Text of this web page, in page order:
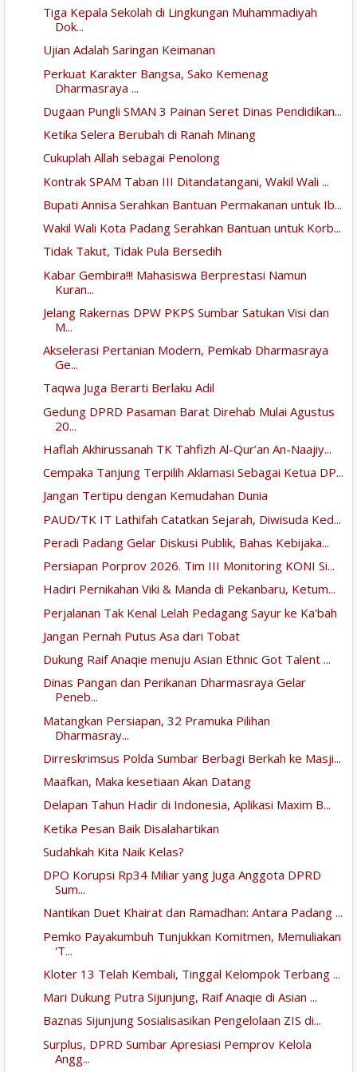
Tiga Kepala Sekolah di Lingkungan Muhammadiyah
Dok...
Ujian Adalah Saringan Keimanan
Perkuat Karakter Bangsa, Sako Kemenag
Dharmasraya ...
Dugaan Pungli SMAN 3 Painan Seret Dinas Pendidikan...
Ketika Selera Berubah di Ranah Minang
Cukuplah Allah sebagai Penolong
Kontrak SPAM Taban III Ditandatangani, Wakil Wali ...
Bupati Annisa Serahkan Bantuan Permakanan untuk Ib...
Wakil Wali Kota Padang Serahkan Bantuan untuk Korb...
Tidak Takut, Tidak Pula Bersedih
Kabar Gembira!!! Mahasiswa Berprestasi Namun
Kuran...
Jelang Rakernas DPW PKPS Sumbar Satukan Visi dan
M...
Akselerasi Pertanian Modern, Pemkab Dharmasraya
Ge...
Taqwa Juga Berarti Berlaku Adil
Gedung DPRD Pasaman Barat Direhab Mulai Agustus
20...
Haflah Akhirussanah TK Tahfizh Al-Qur’an An-Naajiy...
Cempaka Tanjung Terpilih Aklamasi Sebagai Ketua DP...
Jangan Tertipu dengan Kemudahan Dunia
PAUD/TK IT Lathifah Catatkan Sejarah, Diwisuda Ked...
Peradi Padang Gelar Diskusi Publik, Bahas Kebijaka...
Persiapan Porprov 2026. Tim III Monitoring KONI Si...
Hadiri Pernikahan Viki & Manda di Pekanbaru, Ketum...
Perjalanan Tak Kenal Lelah Pedagang Sayur ke Ka'bah
Jangan Pernah Putus Asa dari Tobat
Dukung Raif Anaqie menuju Asian Ethnic Got Talent ...
Dinas Pangan dan Perikanan Dharmasraya Gelar
Peneb...
Matangkan Persiapan, 32 Pramuka Pilihan
Dharmasray...
Dirreskrimsus Polda Sumbar Berbagi Berkah ke Masji...
Maafkan, Maka kesetiaan Akan Datang
Delapan Tahun Hadir di Indonesia, Aplikasi Maxim B...
Ketika Pesan Baik Disalahartikan
Sudahkah Kita Naik Kelas?
DPO Korupsi Rp34 Miliar yang Juga Anggota DPRD
Sum...
Nantikan Duet Khairat dan Ramadhan: Antara Padang ...
Pemko Payakumbuh Tunjukkan Komitmen, Memuliakan
'T...
Kloter 13 Telah Kembali, Tinggal Kelompok Terbang ...
Mari Dukung Putra Sijunjung, Raif Anaqie di Asian ...
Baznas Sijunjung Sosialisasikan Pengelolaan ZIS di...
Surplus, DPRD Sumbar Apresiasi Pemprov Kelola
Angg...